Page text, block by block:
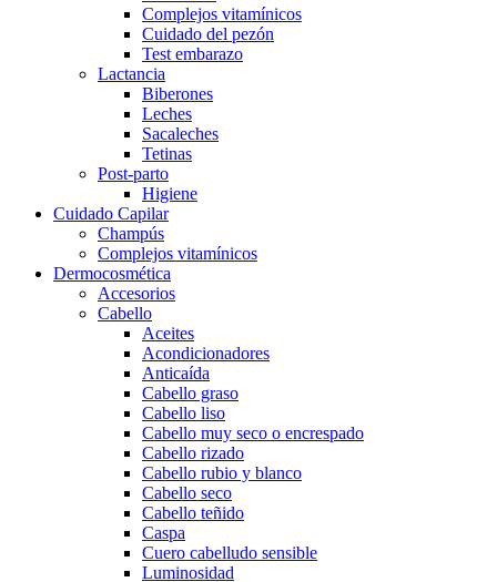
Complejos vitamínicos
Cuidado del pezón
Test embarazo
Lactancia
Biberones
Leches
Sacaleches
Tetinas
Post-parto
Higiene
Cuidado Capilar
Champús
Complejos vitamínicos
Dermocosmética
Accesorios
Cabello
Aceites
Acondicionadores
Anticaída
Cabello graso
Cabello liso
Cabello muy seco o encrespado
Cabello rizado
Cabello rubio y blanco
Cabello seco
Cabello teñido
Caspa
Cuero cabelludo sensible
Luminosidad